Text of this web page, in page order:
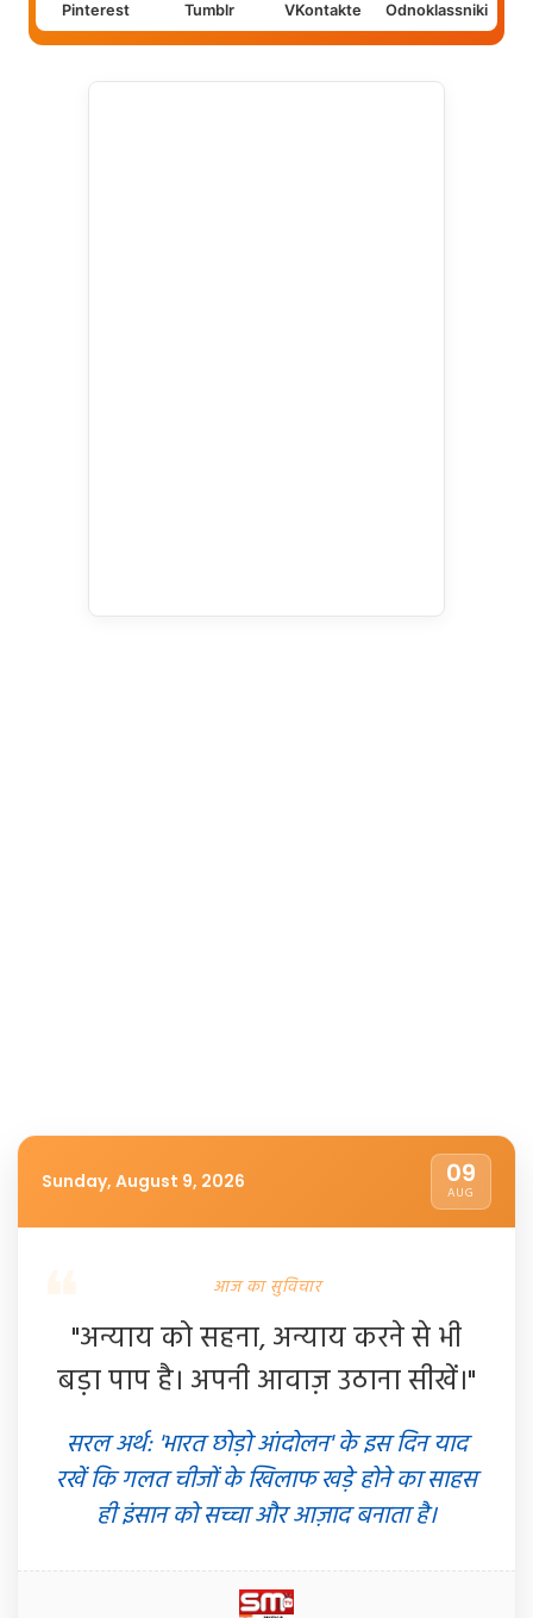
Pinterest Tumblr VKontakte Odnoklassniki
Sunday, August 9, 2026 09
AUG
आज का सुविचार
"अन्याय को सहना, अन्याय करने से भी
बड़ा पाप है। अपनी आवाज़ उठाना सीखें।"
सरल अर्थ: 'भारत छोड़ो आंदोलन' के इस दिन याद
रखें कि गलत चीजों के खिलाफ खड़े होने का साहस
ही इंसान को सच्चा और आज़ाद बनाता है।